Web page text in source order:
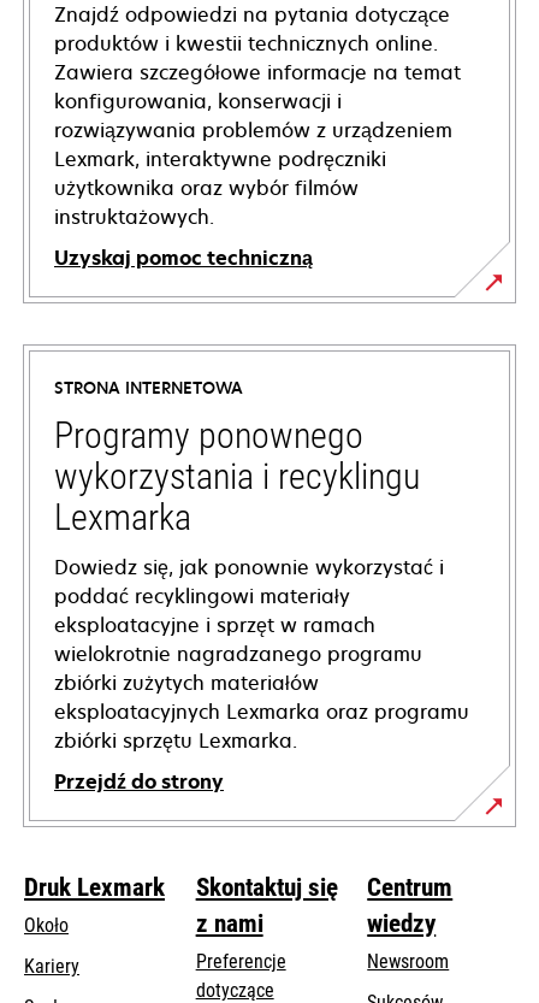
Znajdź odpowiedzi na pytania dotyczące
produktów i kwestii technicznych online.
Zawiera szczegółowe informacje na temat
konfigurowania, konserwacji i
rozwiązywania problemów z urządzeniem
Lexmark, interaktywne podręczniki
użytkownika oraz wybór filmów
instruktażowych.
Uzyskaj pomoc techniczną
opens
in
new
tab
STRONA INTERNETOWA
Programy ponownego
wykorzystania i recyklingu
Lexmarka
Dowiedz się, jak ponownie wykorzystać i
poddać recyklingowi materiały
eksploatacyjne i sprzęt w ramach
wielokrotnie nagradzanego programu
zbiórki zużytych materiałów
eksploatacyjnych Lexmarka oraz programu
zbiórki sprzętu Lexmarka.
Przejdź do strony
Druk Lexmark
Około
Kariery
Skontaktuj się
z nami
Preferencje
dotyczące
Centrum
wiedzy
Newsroom